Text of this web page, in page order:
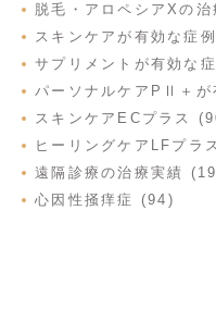
脱毛・アロペシアXの
スキンケアが有効な症
サプリメントが有効な
パーソナルケアPⅡ＋
スキンケアECプラス
ヒーリングケアLFプラ
遠隔診療の治療実績
心因性掻痒症 (94)